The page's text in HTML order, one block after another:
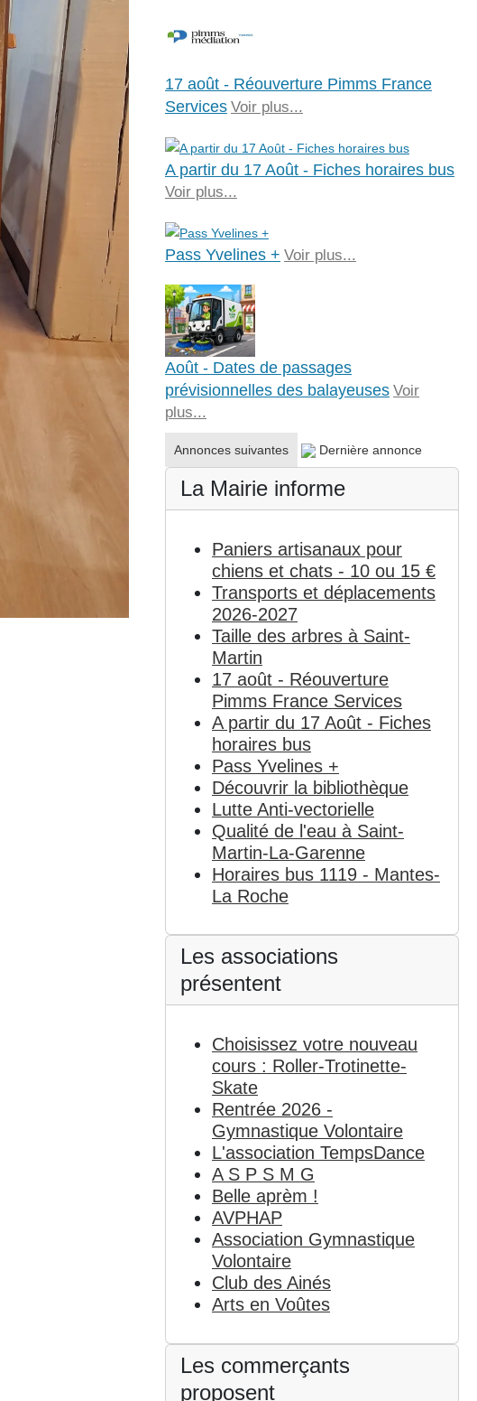
17 août - Réouverture Pimms France
Services Voir plus...
A partir du 17 Août - Fiches horaires bus
Voir plus...
Pass Yvelines + Voir plus...
Août - Dates de passages
prévisionnelles des balayeuses Voir
plus...
Annonces suivantes Dernière annonce
La Mairie informe
Paniers artisanaux pour
chiens et chats - 10 ou 15 €
Transports et déplacements
2026-2027
Taille des arbres à Saint-
Martin
17 août - Réouverture
Pimms France Services
A partir du 17 Août - Fiches
horaires bus
Pass Yvelines +
Découvrir la bibliothèque
Lutte Anti-vectorielle
Qualité de l'eau à Saint-
Martin-La-Garenne
Horaires bus 1119 - Mantes-
La Roche
Les associations
présentent
Choisissez votre nouveau
cours : Roller-Trotinette-
Skate
Rentrée 2026 -
Gymnastique Volontaire
L'association TempsDance
A S P S M G
Belle aprèm !
AVPHAP
Association Gymnastique
Volontaire
Club des Ainés
Arts en Voûtes
Les commerçants
proposent